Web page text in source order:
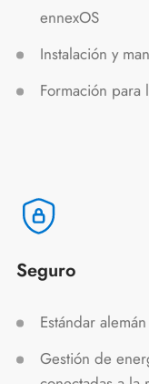
ennexOS
Instalación y
Formación para
Seguro
Estándar
Gestión de